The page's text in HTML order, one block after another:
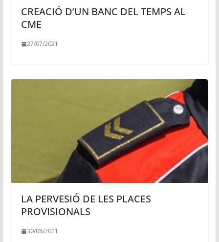
CREACIÓ D’UN BANC DEL TEMPS AL
CME
27/07/2021
LA PERVESIÓ DE LES PLACES
PROVISIONALS
30/08/2021